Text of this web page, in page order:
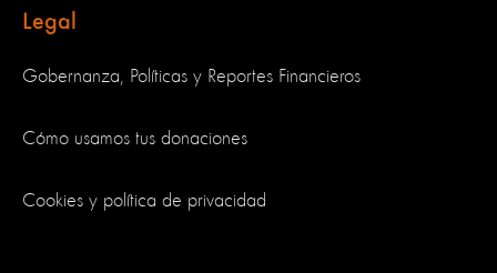
Legal
Gobernanza, Políticas y Reportes Financieros
Cómo usamos tus donaciones
Cookies y política de privacidad